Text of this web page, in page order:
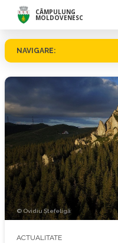
CÂMPULUNG
MOLDOVENESC
NAVIGARE:
© Ovidiu Ștefeligă
ACTUALITATE